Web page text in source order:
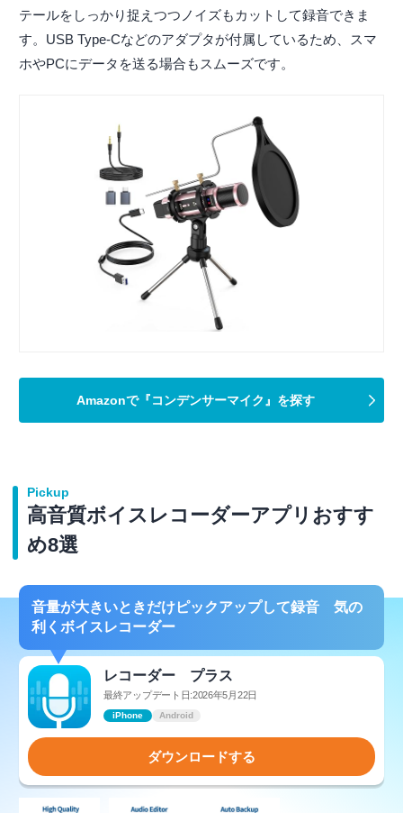
テールをしっかり捉えつつノイズもカットして録音できま
す。USB Type-Cなどのアダプタが付属しているため、スマ
ホやPCにデータを送る場合もスムーズです。
Amazonで『コンデンサーマイク』を探す
Pickup
高音質ボイスレコーダーアプリおすす
め8選
音量が大きいときだけピックアップして録音 気の
利くボイスレコーダー
レコーダー プラス
最終アップデート日:2026年5月22日
iPhone Android
ダウンロードする